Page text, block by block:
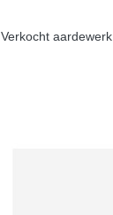
Verkocht aardewerk